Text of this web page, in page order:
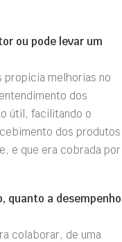
ou pode levar um
propicia melhorias no
dos
útil, facilitando o
dos produtos
e que era cobrada por
quanto a desempenho
colaborar, de uma